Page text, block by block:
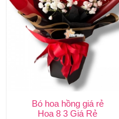
Bó hoa hồng giá rẻ
Hoa 8 3 Giá Rẻ